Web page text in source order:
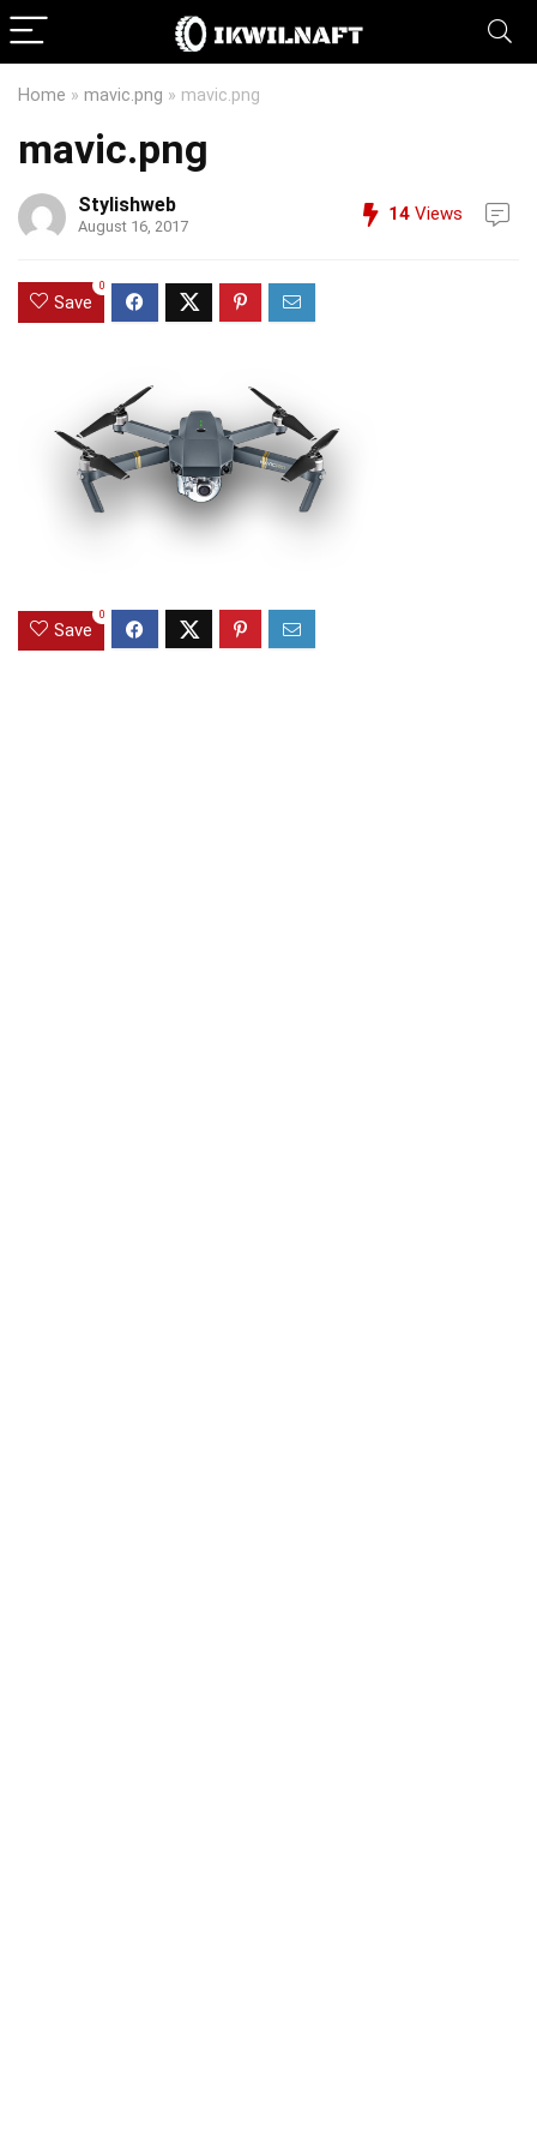
Home » mavic.png » mavic.png
mavic.png
Stylishweb
August 16, 2017
14 Views
Save
0
Save
0